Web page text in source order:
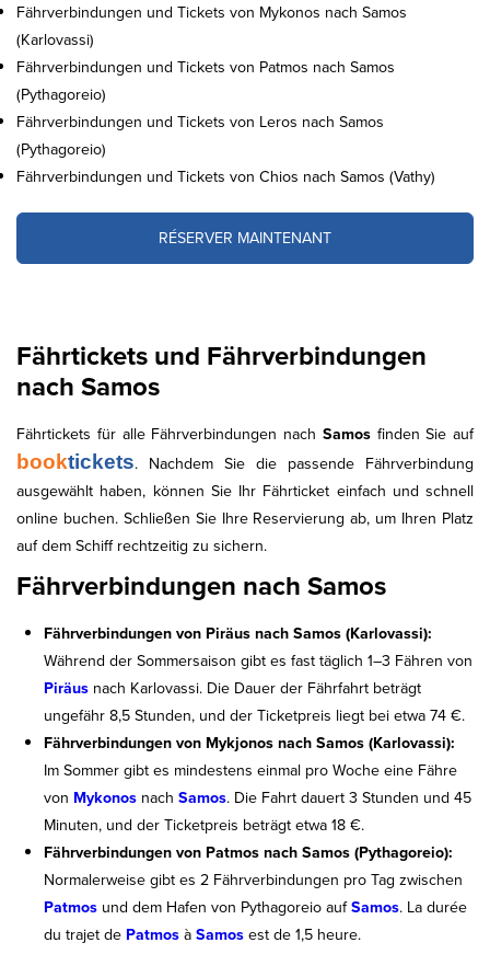
Fährverbindungen und Tickets von Mykonos nach Samos
(Karlovassi)
Fährverbindungen und Tickets von Patmos nach Samos
(Pythagoreio)
Fährverbindungen und Tickets von Leros nach Samos
(Pythagoreio)
Fährverbindungen und Tickets von Chios nach Samos (Vathy)
RÉSERVER MAINTENANT
Fährtickets und Fährverbindungen
nach Samos
Fährtickets für alle Fährverbindungen nach Samos finden Sie auf
booktickets. Nachdem Sie die passende Fährverbindung
ausgewählt haben, können Sie Ihr Fährticket einfach und schnell
online buchen. Schließen Sie Ihre Reservierung ab, um Ihren Platz
auf dem Schiff rechtzeitig zu sichern.
Fährverbindungen nach Samos
Fährverbindungen von Piräus nach Samos (Karlovassi):
Während der Sommersaison gibt es fast täglich 1–3 Fähren von
Piräus nach Karlovassi. Die Dauer der Fährfahrt beträgt
ungefähr 8,5 Stunden, und der Ticketpreis liegt bei etwa 74 €.
Fährverbindungen von Mykjonos nach Samos (Karlovassi):
Im Sommer gibt es mindestens einmal pro Woche eine Fähre
von Mykonos nach Samos. Die Fahrt dauert 3 Stunden und 45
Minuten, und der Ticketpreis beträgt etwa 18 €.
Fährverbindungen von Patmos nach Samos (Pythagoreio):
Normalerweise gibt es 2 Fährverbindungen pro Tag zwischen
Patmos und dem Hafen von Pythagoreio aufSamos. La durée
du trajet de Patmos à Samos est de 1,5 heure.